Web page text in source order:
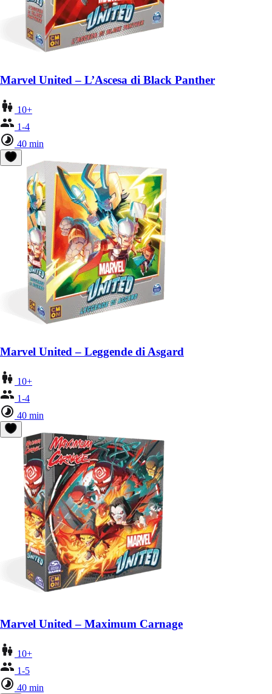
Marvel United – L’Ascesa di Black Panther
10+
1-4
40 min
Marvel United – Leggende di Asgard
10+
1-4
40 min
Marvel United – Maximum Carnage
10+
1-5
40 min